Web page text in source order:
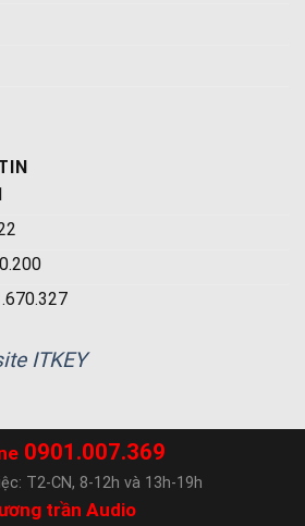
ITKEY
0901.007.369
T2-CN, 8-12h và 13h-19h
trần Audio